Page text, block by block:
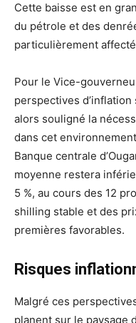
Cette baisse est en
du pétrole et des
particulièrement
Pour le Vice-
perspectives
alors souligné la
dans cet
Banque centrale
moyenne restera
5 %, au cours des 12
shilling stable et des
premières favorables.
Risques
Malgré ces
planent sur le paysage